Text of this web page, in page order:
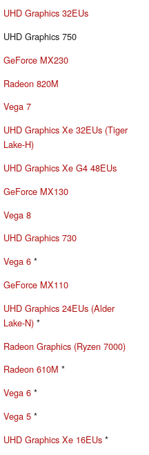
UHD Graphics 32EUs
UHD Graphics 750
GeForce MX230
Radeon 820M
Vega 7
UHD Graphics Xe 32EUs (Tiger
Lake-H)
UHD Graphics Xe G4 48EUs
GeForce MX130
Vega 8
UHD Graphics 730
Vega 6 *
GeForce MX110
UHD Graphics 24EUs (Alder
Lake-N) *
Radeon Graphics (Ryzen 7000)
Radeon 610M *
Vega 6 *
Vega 5 *
UHD Graphics Xe 16EUs *